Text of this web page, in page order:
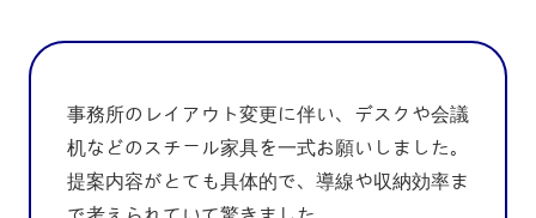
事務所のレイアウト変更に伴い、デスクや会議
机などのスチール家具を一式お願いしました。
提案内容がとても具体的で、導線や収納効率ま